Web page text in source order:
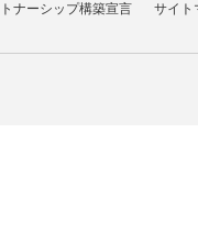
ナーシップ構築宣言 サイト